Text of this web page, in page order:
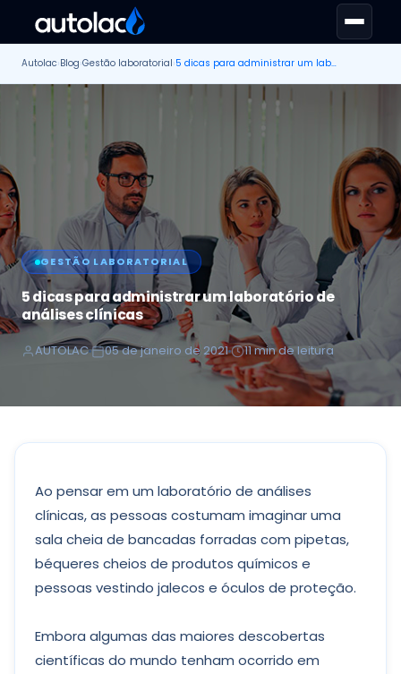
Autolac›Blog›Gestão laboratorial› 5 dicas para administrar um laboratório de análises clínicas
GESTÃO LABORATORIAL
5 dicas para administrar um laboratório de
análises clínicas
AUTOLAC 05 de janeiro de 2021 11 min de leitura
Ao pensar em um laboratório de análises
clínicas, as pessoas costumam imaginar uma
sala cheia de bancadas forradas com pipetas,
béqueres cheios de produtos químicos e
pessoas vestindo jalecos e óculos de proteção.
Embora algumas das maiores descobertas
científicas do mundo tenham ocorrido em